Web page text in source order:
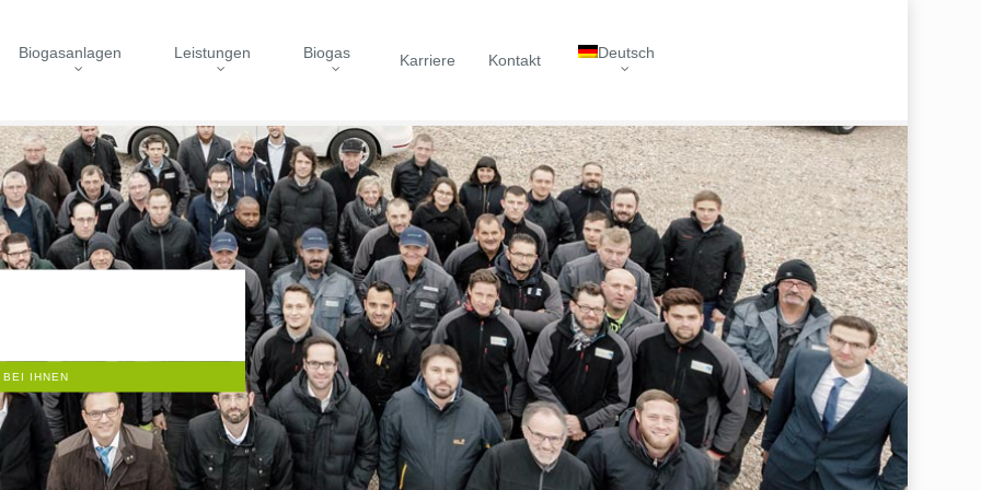
Biogasanlagen Leistungen Biogas Karriere Kontakt Deutsch
BEI IHNEN